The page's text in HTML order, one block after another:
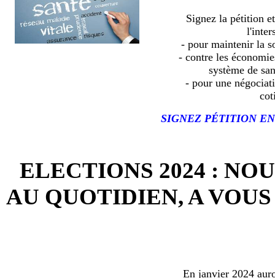
Signez la pétition
- pour maintenir la
- contre les
système de
- pour une
SIGNEZ PÉTITION
ELECTIONS 2024 :
AU QUOTIDIEN, A
En janvier 2024